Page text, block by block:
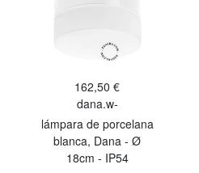
162,50 €
dana.w-
lámpara de porcelana
blanca, Dana - Ø
18cm - IP54